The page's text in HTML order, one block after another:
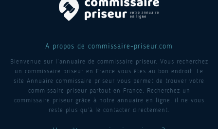
A propos de commissaire-priseur.com
Bienvenue sur l’annuaire de commissaire priseur. Vous recherchez
un commissaire priseur en France vous êtes au bon endroit. Le
site Annuaire commissaire priseur vous permet de trouver votre
commissaire priseur partout en France. Recherchez un
commissaire priseur grâce à notre annuaire en ligne, il ne vous
reste plus qu’à le contacter directement.